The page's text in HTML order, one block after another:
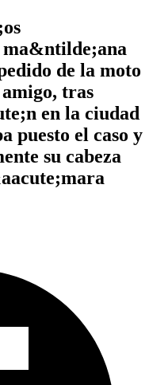
de la moto
tras
en la ciudad
puesto el caso y
su cabeza